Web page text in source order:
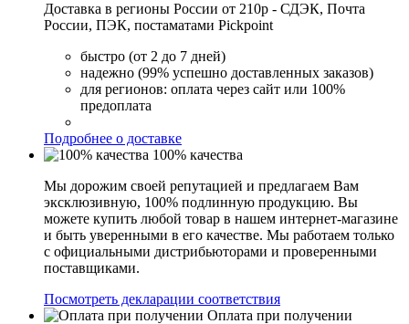
Доставка в регионы России от 210р - СДЭК, Почта
России, ПЭК, постаматами Pickpoint
быстро (от 2 до 7 дней)
надежно (99% успешно доставленных заказов)
для регионов: оплата через сайт или 100%
предоплата
Подробнее о доставке
100% качества
Мы дорожим своей репутацией и предлагаем Вам
эксклюзивную, 100% подлинную продукцию. Вы
можете купить любой товар в нашем интернет-магазине
и быть уверенными в его качестве. Мы работаем только
с официальными дистрибьюторами и проверенными
поставщиками.
Посмотреть декларации соответствия
Оплата при получении